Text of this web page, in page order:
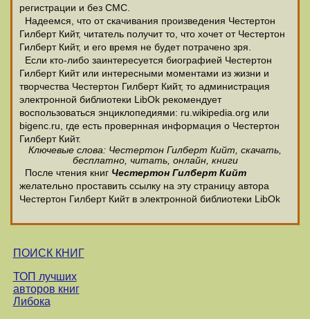
регистрации и без СМС.
Надеемся, что от скачивания произведения Честертон
Гилберт Кийт, читатель получит то, что хочет от Честертон
Гилберт Кийт, и его время не будет потрачено зря.
Если кто-либо заинтересуется биографией Честертон
Гилберт Кийт или интересными моментами из жизни и
творчества Честертон Гилберт Кийт, то администрация
электронной библиотеки LibOk рекомендует
воспользоваться энциклопедиями: ru.wikipedia.org или
bigenc.ru, где есть провернная информация о Честертон
Гилберт Кийт.
Ключевые слова: Честертон Гилберт Кийт, скачать,
бесплатно, читать, онлайн, книги
После чтения книг Честертон Гилберт Кийт
желательно проставить ссылку на эту страницу автора
Честертон Гилберт Кийт в электронной библиотеки LibOk
ПОИСК КНИГ
ТОП лучших
авторов книг
Либока